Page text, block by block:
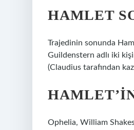
HAMLET
Trajedinin sonunda
Guildenstern adlı iki
(Claudius tarafından
Ophelia, William